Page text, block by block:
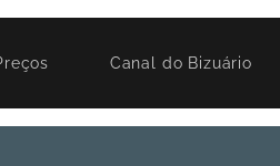
▶️ Canal do Bizuário